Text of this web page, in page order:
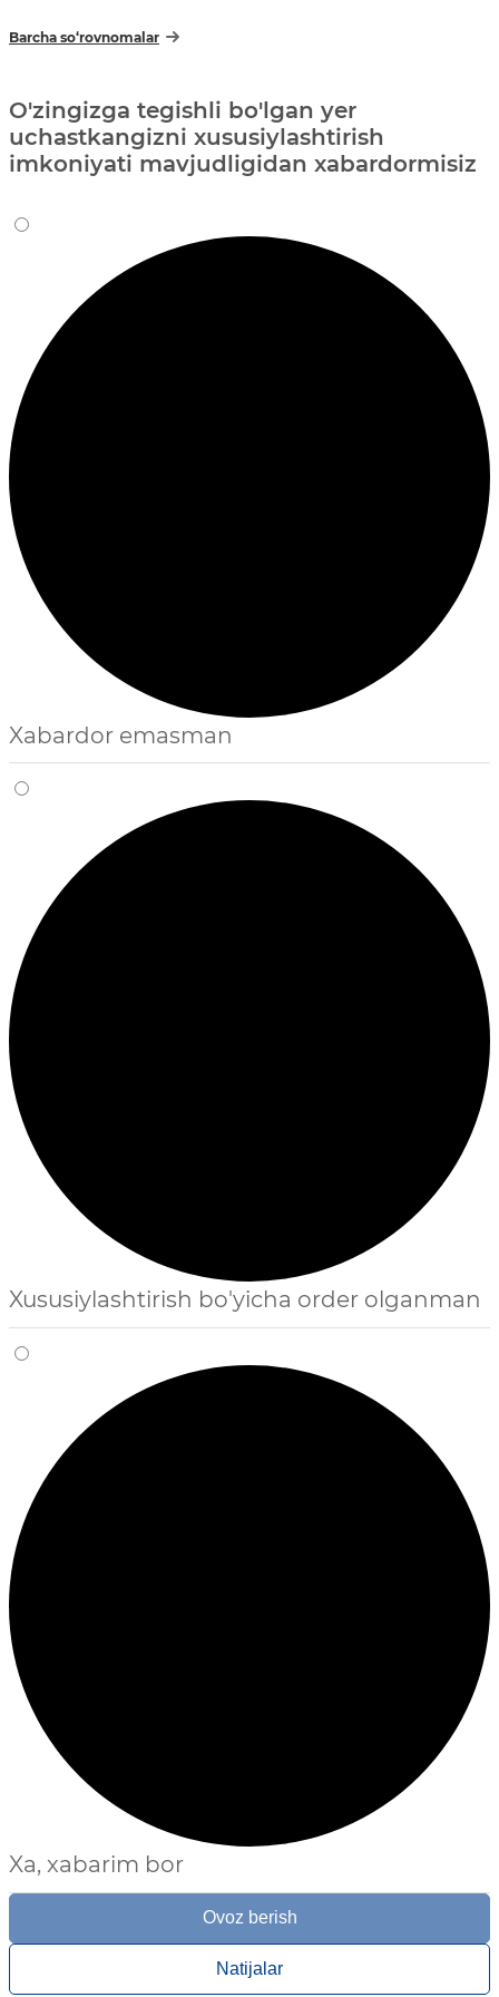
Barcha so‘rovnomalar
O'zingizga tegishli bo'lgan yer
uchastkangizni xususiylashtirish
imkoniyati mavjudligidan xabardormisiz
Xabardor emasman
Xususiylashtirish bo'yicha order olganman
Xa, xabarim bor
Ovoz berish
Natijalar